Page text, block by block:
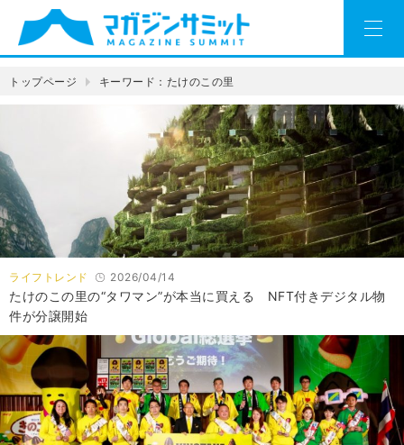
トップページ キーワード：たけのこの里
ライフトレンド 2026/04/14
たけのこの里の“タワマン”が本当に買える NFT付きデジタル物
件が分譲開始